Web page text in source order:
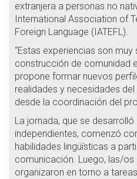
extranjera a personas no
International Association of
Foreign Language (IATEFL).
“Estas experiencias son
construcción de comunidad
propone formar nuevos
realidades y necesidades
desde la coordinación del
La jornada, que se
independientes, comenzó
habilidades lingüísticas a
comunicación. Luego, las/os
organizaron en torno a